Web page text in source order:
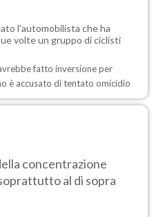
l'automobilista che ha
volte un gruppo di ciclisti
fatto inversione per
è accusato di tentato omicidio
concentrazione
al di sopra